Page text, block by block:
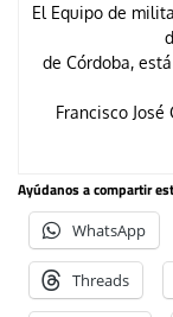
El Equipo de
de Córdoba,
Francisco
Ayúdanos a compartir
WhatsApp
Threads